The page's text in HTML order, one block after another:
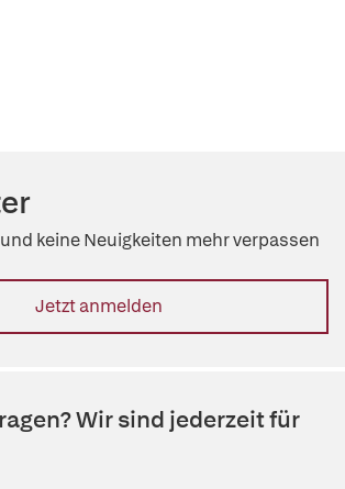
keine Neuigkeiten mehr verpassen
Jetzt anmelden
Wir sind jederzeit für